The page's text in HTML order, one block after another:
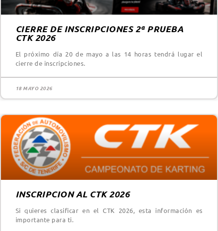
CIERRE DE INSCRIPCIONES 2ª PRUEBA
CTK 2026
El próximo día 20 de mayo a las 14 horas tendrá lugar el
cierre de inscripciones.
18 MAYO 2026
INSCRIPCION AL CTK 2026
Si quieres clasificar en el CTK 2026, esta información es
importante para ti.